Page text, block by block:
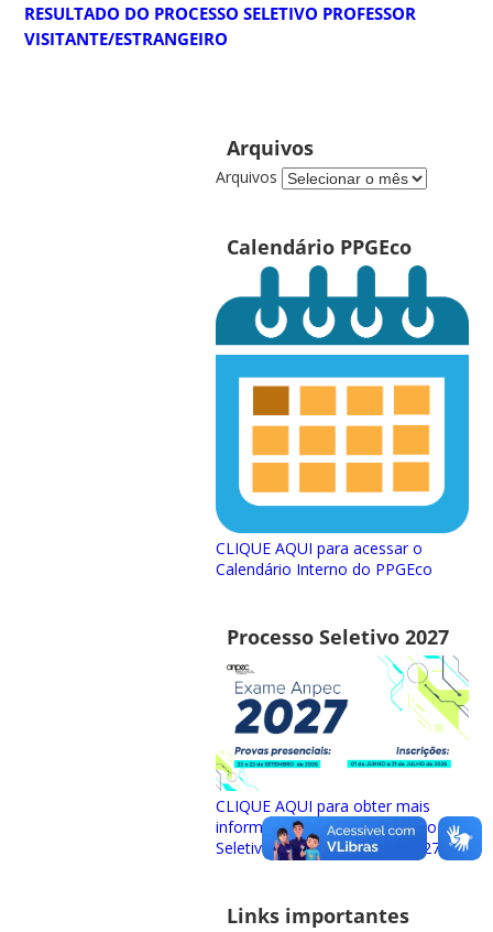
RESULTADO DO PROCESSO SELETIVO PROFESSOR
VISITANTE/ESTRANGEIRO
Arquivos
Arquivos
Calendário PPGEco
CLIQUE AQUI para acessar o
Calendário Interno do PPGEco
Processo Seletivo 2027
CLIQUE AQUI para obter mais
informações sobre o Processo
Seletivo para ingresso em 2027
Links importantes